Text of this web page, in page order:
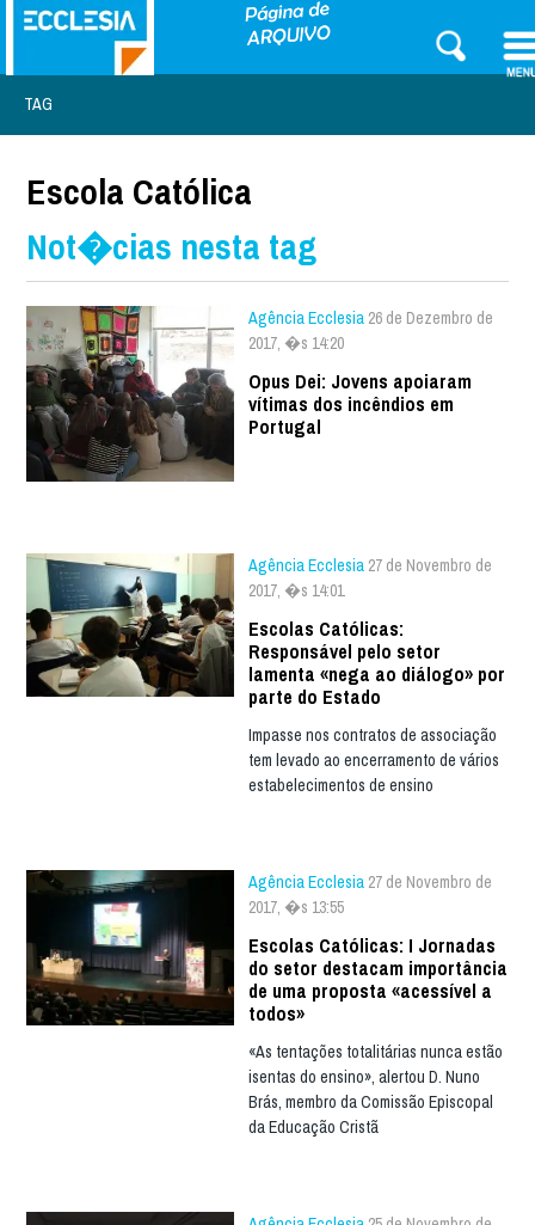
TAG
Escola Católica
Not�cias nesta tag
Agência Ecclesia 26 de Dezembro de
2017, �s 14:20
Opus Dei: Jovens apoiaram
vítimas dos incêndios em
Portugal
Agência Ecclesia 27 de Novembro de
2017, �s 14:01
Escolas Católicas:
Responsável pelo setor
lamenta «nega ao diálogo» por
parte do Estado
Impasse nos contratos de associação
tem levado ao encerramento de vários
estabelecimentos de ensino
Agência Ecclesia 27 de Novembro de
2017, �s 13:55
Escolas Católicas: I Jornadas
do setor destacam importância
de uma proposta «acessível a
todos»
«As tentações totalitárias nunca estão
isentas do ensino», alertou D. Nuno
Brás, membro da Comissão Episcopal
da Educação Cristã